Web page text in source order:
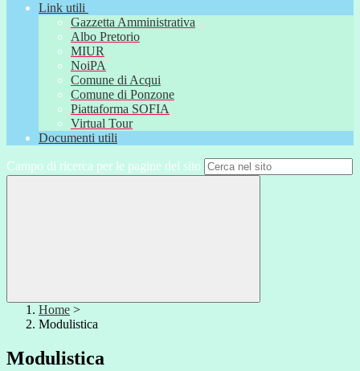
Link utili
Gazzetta Amministrativa
Albo Pretorio
MIUR
NoiPA
Comune di Acqui
Comune di Ponzone
Piattaforma SOFIA
Virtual Tour
Documenti utili
Campo di ricerca per le pagine del sito
Home >
Modulistica
Modulistica